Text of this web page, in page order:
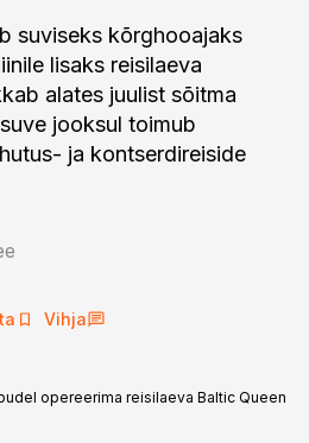
suviseks kõrghooajaks
lisaks reisilaeva
alates juulist sõitma
jooksul toimub
ja kontserdireiside
Vihja
opereerima reisilaeva Baltic Queen